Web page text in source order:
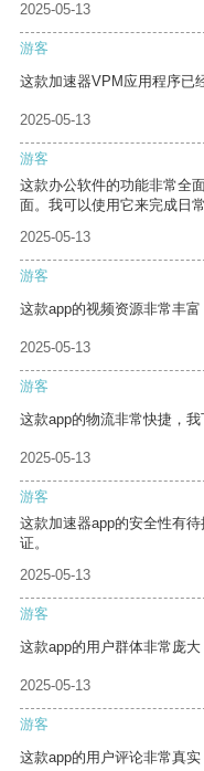
2025-05-13
游客
这款加速器VPM应用程序已
2025-05-13
游客
这款办公软件的功能非常全
面。我可以使用它来完成日
2025-05-13
游客
这款app的视频资源非常丰富
2025-05-13
游客
这款app的物流非常快捷，我
2025-05-13
游客
这款加速器app的安全性有
证。
2025-05-13
游客
这款app的用户群体非常庞
2025-05-13
游客
这款app的用户评论非常真实